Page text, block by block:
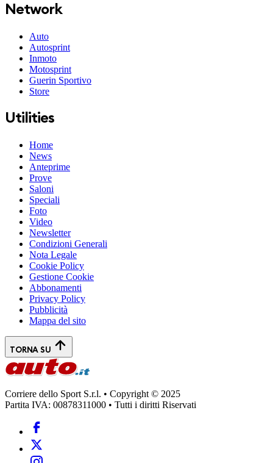
Network
Auto
Autosprint
Inmoto
Motosprint
Guerin Sportivo
Store
Utilities
Home
News
Anteprime
Prove
Saloni
Speciali
Foto
Video
Newsletter
Condizioni Generali
Nota Legale
Cookie Policy
Gestione Cookie
Abbonamenti
Privacy Policy
Pubblicità
Mappa del sito
TORNA SU
Corriere dello Sport S.r.l. • Copyright © 2025
Partita IVA: 00878311000 • Tutti i diritti Riservati